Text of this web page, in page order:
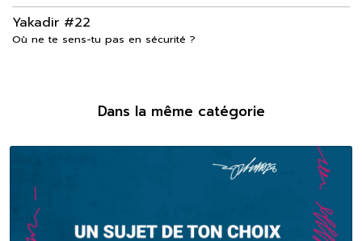
Yakadir #22
Où ne te sens-tu pas en sécurité ?
Dans la même catégorie